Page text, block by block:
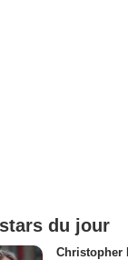
du jour
Christopher